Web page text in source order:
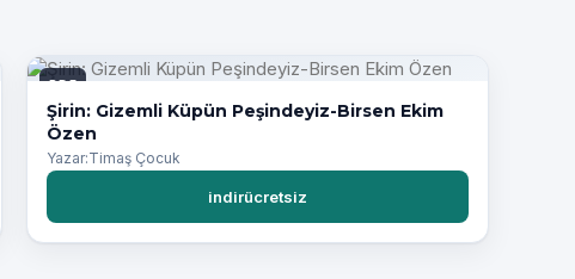
PDF
Şirin: Gizemli Küpün Peşindeyiz-Birsen Ekim
Özen
Yazar:Timaş Çocuk
indirücretsiz